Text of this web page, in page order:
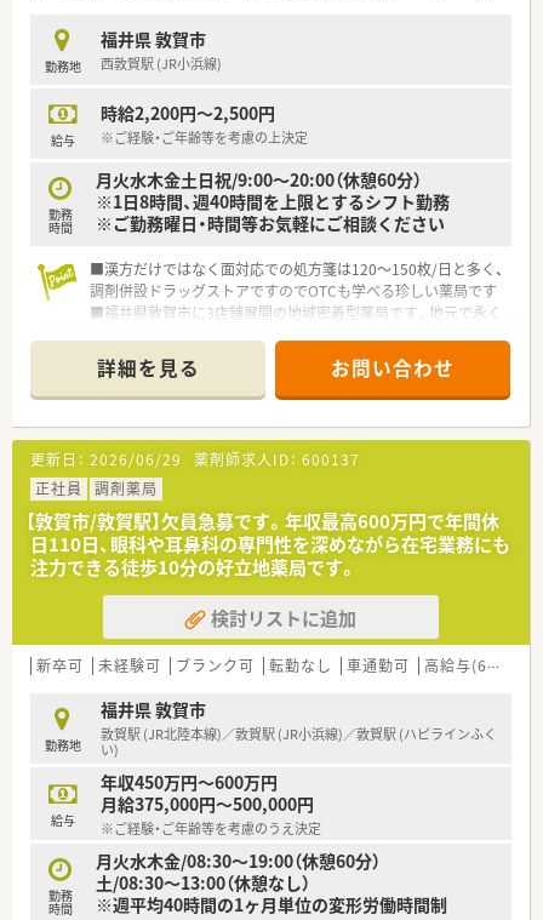
■薬剤師と事務員がしっかりと連携を取り合っており、業務の負
担を軽減できるサポート体制が構築されている職場です。
■充実した設備環境の中で落ち着いて業務を進めることができ、
勤務地
福井県 敦賀市
西敦賀駅 (JR小浜線)
給与
時給2,200円～2,500円
※ご経験・ご年齢等を考慮の上決定
勤務
時間
月火水木金土日祝/9:00～20:00（休憩60分）
※1日8時間、週40時間を上限とするシフト勤務
※ご勤務曜日・時間等お気軽にご相談ください
■漢方だけではなく面対応での処方箋は120～150枚/日と多く、
調剤併設ドラッグストアですのでOTCも学べる珍しい薬局です
■福井県敦賀市に3店舗展開の地域密着型薬局です。地元で永く
詳細を見る お問い合わせ
更新日： 2026/06/29 薬剤師求人ID： 600137
正社員
調剤薬局
【敦賀市/敦賀駅】欠員急募です。年収最高600万円で年間休
日110日、眼科や耳鼻科の専門性を深めながら在宅業務にも
注力できる徒歩10分の好立地薬局です。
検討リストに追加
新卒可 未経験可 ブランク可 転勤なし 車通勤可 高給与(600万円以上)
勤務地
福井県 敦賀市
敦賀駅 (JR北陸本線)／敦賀駅 (JR小浜線)／敦賀駅 (ハピラインふく
い)
給与
年収450万円～600万円
月給375,000円～500,000円
※ご経験・ご年齢等を考慮のうえ決定
勤務
時間
月火水木金/08:30～19:00（休憩60分）
土/08:30～13:00（休憩なし）
※週平均40時間の1ヶ月単位の変形労働時間制